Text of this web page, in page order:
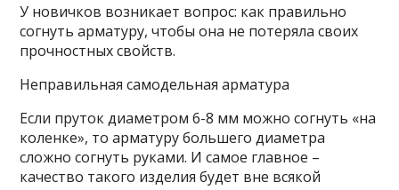
У новичков возникает вопрос: как правильно
согнуть арматуру, чтобы она не потеряла своих
прочностных свойств.
Неправильная самодельная арматура
Если пруток диаметром 6-8 мм можно согнуть «на
коленке», то арматуру большего диаметра
сложно согнуть руками. И самое главное –
качество такого изделия будет вне всякой